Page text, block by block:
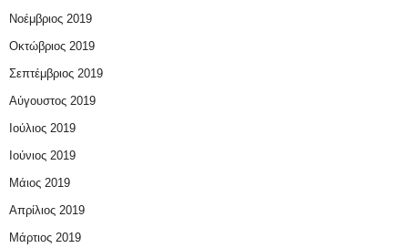
Νοέμβριος 2019
Οκτώβριος 2019
Σεπτέμβριος 2019
Αύγουστος 2019
Ιούλιος 2019
Ιούνιος 2019
Μάιος 2019
Απρίλιος 2019
Μάρτιος 2019